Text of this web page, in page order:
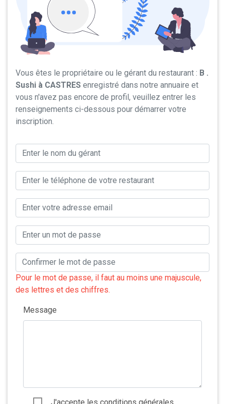
Vous êtes le propriétaire ou le gérant du restaurant : B .
Sushi à CASTRES enregistré dans notre annuaire et
vous n'avez pas encore de profil, veuillez entrer les
renseignements ci-dessous pour démarrer votre
inscription.
Pour le mot de passe, il faut au moins une majuscule,
des lettres et des chiffres.
Message
J'accepte les conditions générales